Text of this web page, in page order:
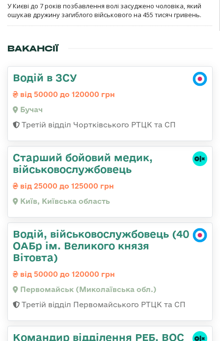
У Києві до 7 років позбавлення волі засуджено чоловіка, який
ошукав дружину загиблого військового на 455 тисяч гривень.
ВАКАНСІЇ
Водій в ЗСУ
від 50000 до 120000 грн
Бучач
Третій відділ Чортківського РТЦК та СП
Старший бойовий медик,
військовослужбовець
від 25000 до 125000 грн
Київ, Київська область
Водій, військовослужбовець (40
ОАБр ім. Великого князя
Вітовта)
від 50000 до 120000 грн
Первомайськ (Миколаївська обл.)
Третій відділ Первомайського РТЦК та СП
Командир відділення РЕБ, ВОС